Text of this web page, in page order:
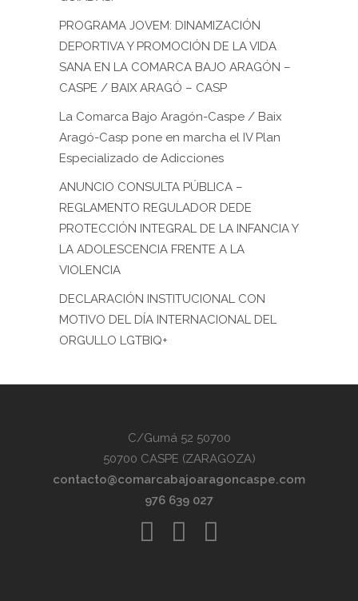
PROGRAMA JOVEM: DINAMIZACIÓN
DEPORTIVA Y PROMOCIÓN DE LA VIDA
SANA EN LA COMARCA BAJO ARAGÓN –
CASPE / BAIX ARAGÓ – CASP
La Comarca Bajo Aragón-Caspe / Baix
Aragó-Casp pone en marcha el IV Plan
Especializado de Adicciones
ANUNCIO CONSULTA PÚBLICA –
REGLAMENTO REGULADOR DEDE
PROTECCIÓN INTEGRAL DE LA INFANCIA Y
LA ADOLESCENCIA FRENTE A LA
VIOLENCIA
DECLARACIÓN INSTITUCIONAL CON
MOTIVO DEL DÍA INTERNACIONAL DEL
ORGULLO LGTBIQ+
C/Gumá 52 50700
50700 CASPE (ZARAGOZA)
contacto@comarcabajoaragoncaspe.com
976 639 027